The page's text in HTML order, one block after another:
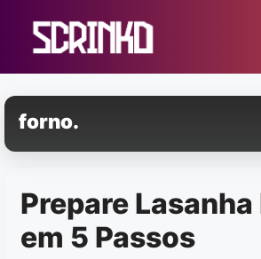
conteúdo
forno.
Prepare
em 5 Passos